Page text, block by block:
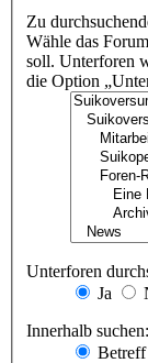
Zu
Wähle das
soll. Unterforen
die Option
Unterforen
Ja
Innerhalb suchen:
Betreff